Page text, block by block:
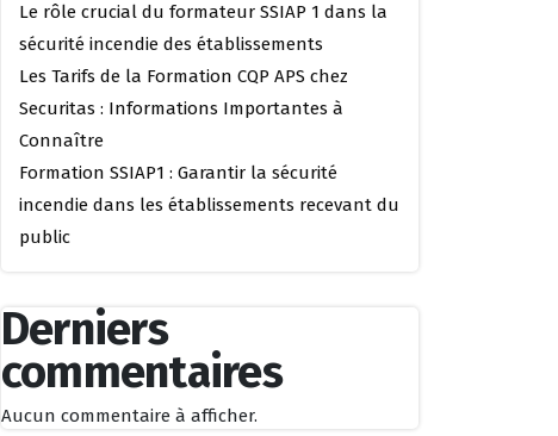
Le rôle crucial du formateur SSIAP 1 dans la
sécurité incendie des établissements
Les Tarifs de la Formation CQP APS chez
Securitas : Informations Importantes à
Connaître
Formation SSIAP1 : Garantir la sécurité
incendie dans les établissements recevant du
public
Derniers
commentaires
Aucun commentaire à afficher.